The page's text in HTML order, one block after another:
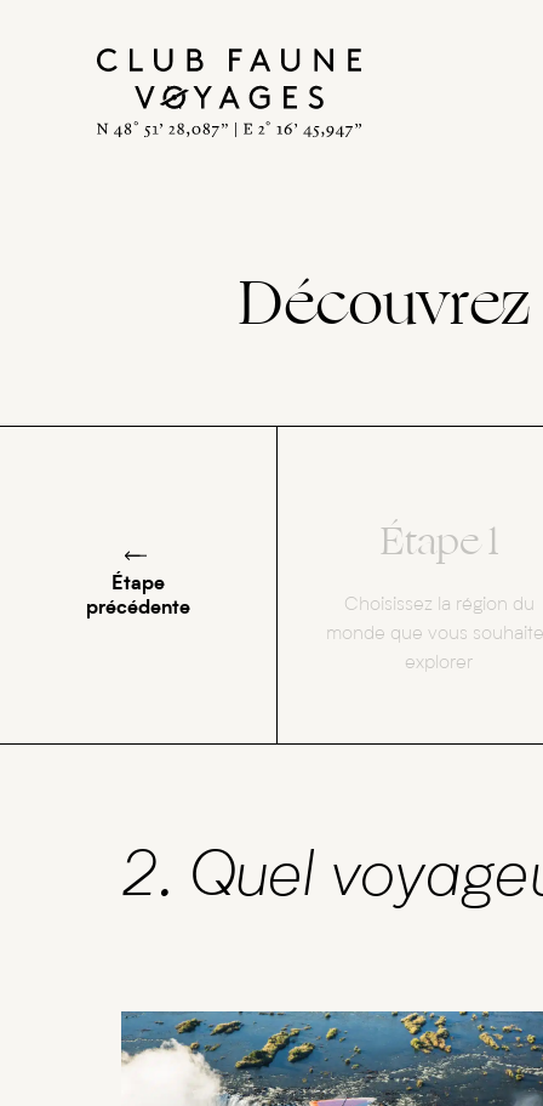
Étape
précédente
Étape 1
Choisissez la région du
monde que vous
explorer
2. Quel